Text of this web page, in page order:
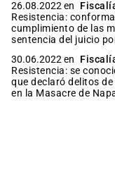
26.08.2022 en
Resistencia:
cumplimiento de las
sentencia del juicio
30.06.2022 en
Resistencia: se
que declaró delitos
en la Masacre de